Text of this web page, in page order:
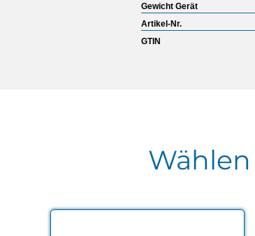
Gewicht Gerät
Artikel-Nr.
GTIN